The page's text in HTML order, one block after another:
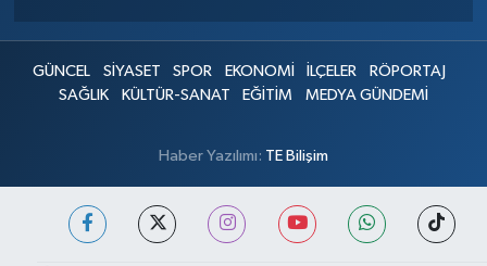
GÜNCEL SİYASET SPOR EKONOMİ İLÇELER
RÖPORTAJ
SAĞLIK
KÜLTÜR-SANAT EĞİTİM MEDYA GÜNDEMİ
Haber Yazılımı: TE Bilişim